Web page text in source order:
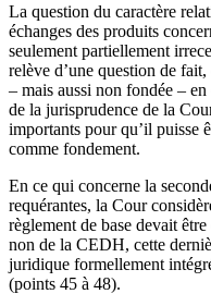
La question du caractère
échanges des produits
seulement partiellement
relève d’une question de
– mais aussi non fondée –
de la jurisprudence de la
importants pour qu’il puisse
comme fondement.
En ce qui concerne la
requérantes, la Cour
règlement de base devait
non de la CEDH, cette
juridique formellement
(points 45 à 48).